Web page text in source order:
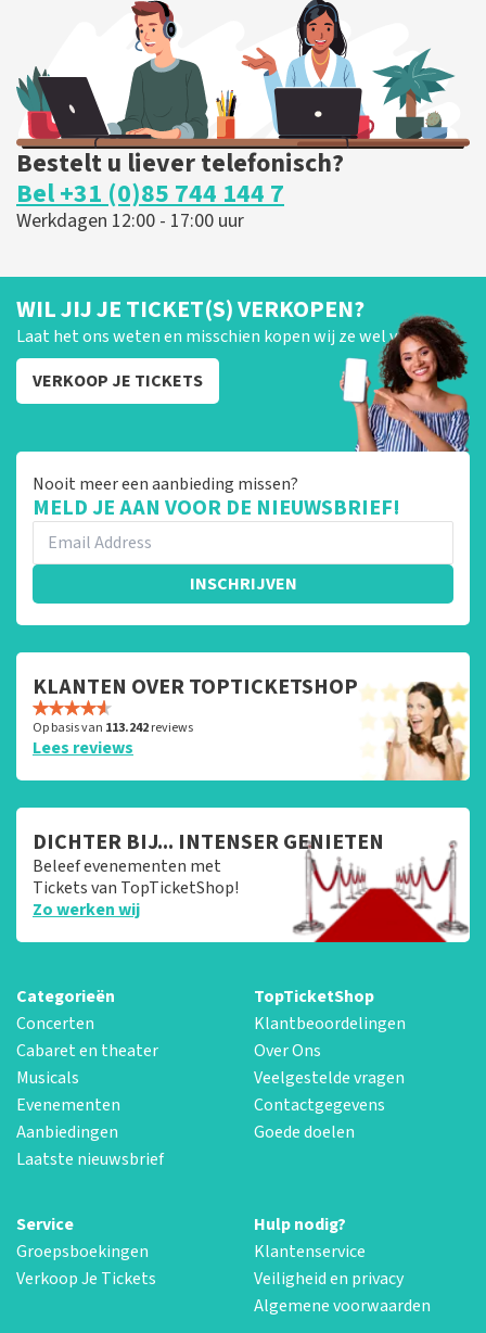
Bestelt u liever telefonisch?
Bel +31 (0)85 744 144 7
Werkdagen 12:00 - 17:00 uur
WIL JIJ JE TICKET(S) VERKOPEN?
Laat het ons weten en misschien kopen wij ze wel van je!
VERKOOP JE TICKETS
Nooit meer een aanbieding missen?
MELD JE AAN VOOR DE NIEUWSBRIEF!
INSCHRIJVEN
KLANTEN OVER TOPTICKETSHOP
Op basis van 113.242reviews
Lees reviews
DICHTER BIJ... INTENSER GENIETEN
Beleef evenementen met
Tickets van TopTicketShop!
Zo werken wij
Categorieën
Concerten
Cabaret en theater
Musicals
Evenementen
Aanbiedingen
Laatste nieuwsbrief
TopTicketShop
Klantbeoordelingen
Over Ons
Veelgestelde vragen
Contactgegevens
Goede doelen
Service
Groepsboekingen
Verkoop Je Tickets
Hulp nodig?
Klantenservice
Veiligheid en privacy
Algemene voorwaarden